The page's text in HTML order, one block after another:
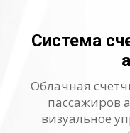
Система
Облачная
пассажиров
визуальное